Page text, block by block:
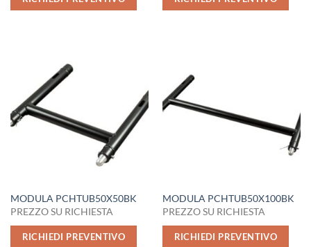
MODULA PCHTUB50X50BK
PREZZO SU RICHIESTA
RICHIEDI PREVENTIVO
MODULA PCHTUB50X100BK
PREZZO SU RICHIESTA
RICHIEDI PREVENTIVO